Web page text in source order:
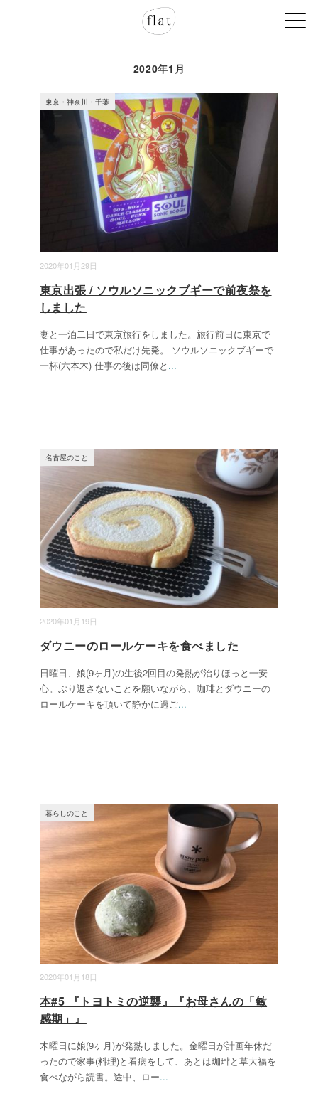
2020年1月
2020年01月29日
東京・神奈川・千葉
東京出張 / ソウルソニックブギーで前夜祭を
しました
妻と一泊二日で東京旅行をしました。旅行前日に東京で
仕事があったので私だけ先発。 ソウルソニックブギーで
一杯(六本木) 仕事の後は同僚と ...
2020年01月19日
名古屋のこと
ダウニーのロールケーキを食べました
日曜日、娘(9ヶ月)の生後2回目の発熱が治りほっと一安
心。ぶり返さないことを願いながら、珈琲とダウニーの
ロールケーキを頂いて静かに過ご...
2020年01月18日
暮らしのこと
本#5 『トヨトミの逆襲』『お母さんの「敏
感期」』
木曜日に娘(9ヶ月)が発熱しました。金曜日が計画年休だ
ったので家事(料理)と看病をして、あとは珈琲と草大福を
食べながら読書。途中、ロー...